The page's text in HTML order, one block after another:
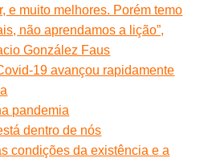
e muito melhores. Porém temo
não aprendamos a lição”,
González Faus
19 avançou rapidamente
pandemia
dentro de nós
condições da existência e a